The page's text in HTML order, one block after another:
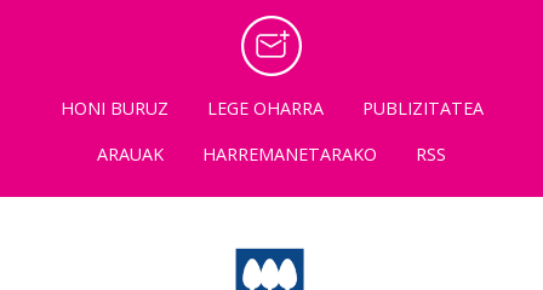
HONI BURUZ LEGE OHARRA
PUBLIZITATEA
ARAUAK
HARREMANETARAKO RSS